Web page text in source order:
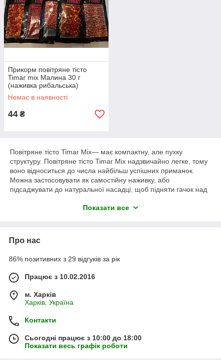
Прикорм повітряне тісто
Timar mix Малина 30 г
(наживка рибальська)
Немає в наявності
44 ₴
Повітряне тісто Timar Mix― має компактну, але пухку
структуру. Повітряне тісто Timar Mix надзвичайно легке, тому
воно відноситься до числа найбільш успішних приманок.
Можна застосовувати як самостійну наживку, або
підсаджувати до натуральної насадці, щоб підняти гачок над
3.чудова легкість і легкість;
Показати все
Про нас
86% позитивних з 29 відгуків за рік
Працює з 10.02.2016
м. Харків
Харків, Україна
Контакти
Сьогодні працює з 10:00 до 18:00
Показати весь графік роботи